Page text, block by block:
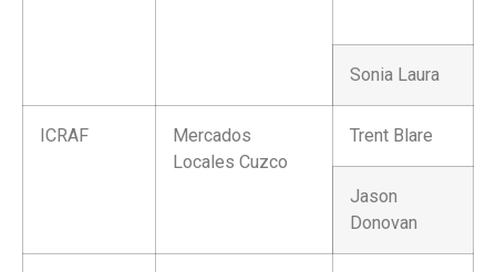
Sonia Laura
ICRAF
Mercados
Locales Cuzco
Trent Blare
Jason
Donovan